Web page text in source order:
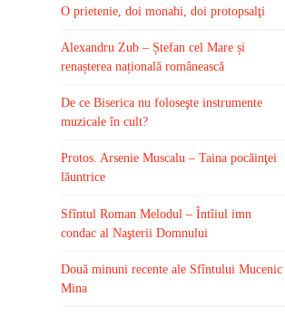
O prietenie, doi monahi, doi protopsalţi
Alexandru Zub – Ștefan cel Mare și
renașterea națională românească
De ce Biserica nu foloseşte instrumente
muzicale în cult?
Protos. Arsenie Muscalu – Taina pocăinţei
lăuntrice
Sfîntul Roman Melodul – Întîiul imn
condac al Naşterii Domnului
Două minuni recente ale Sfîntului Mucenic
Mina